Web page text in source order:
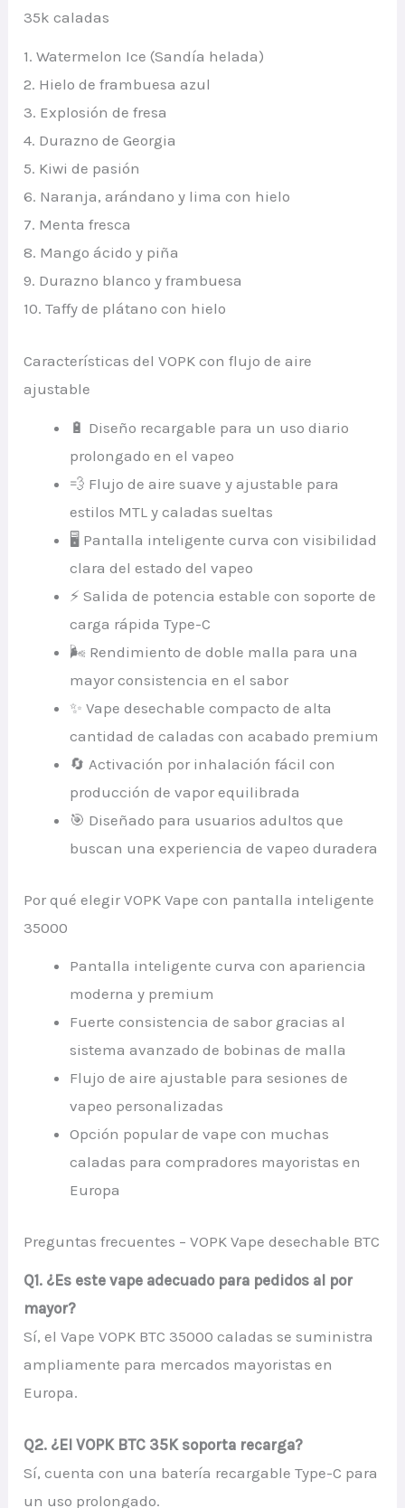
35k caladas
1. Watermelon Ice (Sandía helada)
2. Hielo de frambuesa azul
3. Explosión de fresa
4. Durazno de Georgia
5. Kiwi de pasión
6. Naranja, arándano y lima con hielo
7. Menta fresca
8. Mango ácido y piña
9. Durazno blanco y frambuesa
10. Taffy de plátano con hielo
Características del VOPK con flujo de aire
ajustable
🔋 Diseño recargable para un uso diario
prolongado en el vapeo
💨 Flujo de aire suave y ajustable para
estilos MTL y caladas sueltas
🖥️ Pantalla inteligente curva con visibilidad
clara del estado del vapeo
⚡ Salida de potencia estable con soporte de
carga rápida Type-C
🌬️ Rendimiento de doble malla para una
mayor consistencia en el sabor
✨ Vape desechable compacto de alta
cantidad de caladas con acabado premium
🔄 Activación por inhalación fácil con
producción de vapor equilibrada
🎯 Diseñado para usuarios adultos que
buscan una experiencia de vapeo duradera
Por qué elegir VOPK Vape con pantalla inteligente
35000
Pantalla inteligente curva con apariencia
moderna y premium
Fuerte consistencia de sabor gracias al
sistema avanzado de bobinas de malla
Flujo de aire ajustable para sesiones de
vapeo personalizadas
Opción popular de vape con muchas
caladas para compradores mayoristas en
Europa
Preguntas frecuentes – VOPK Vape desechable BTC
Q1. ¿Es este vape adecuado para pedidos al por
mayor?
Sí, el Vape VOPK BTC 35000 caladas se suministra
ampliamente para mercados mayoristas en
Europa.
Q2. ¿El VOPK BTC 35K soporta recarga?
Sí, cuenta con una batería recargable Type-C para
un uso prolongado.